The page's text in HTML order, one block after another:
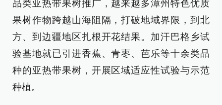
品类亚热带果树推广，越来越多漳州特色优质
果树作物跨越山海阻隔，打破地域界限，到北
方、到边疆地区扎根开花结果。加汗巴格乡试
验基地就已引进香蕉、青枣、芭乐等十余类品
种的亚热带果树，开展区域适应性试验与示范
种植。